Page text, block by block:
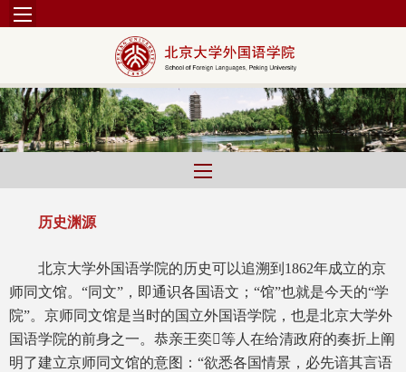
历史渊源
北京大学外国语学院的历史可以追溯到1862年成立的京
师同文馆。“同文”，即通识各国语文；“馆”也就是今天的“学
院”。京师同文馆是当时的国立外国语学院，也是北京大学外
国语学院的前身之一。恭亲王奕等人在给清政府的奏折上阐
明了建立京师同文馆的意图：“欲悉各国情景，必先谙其言语